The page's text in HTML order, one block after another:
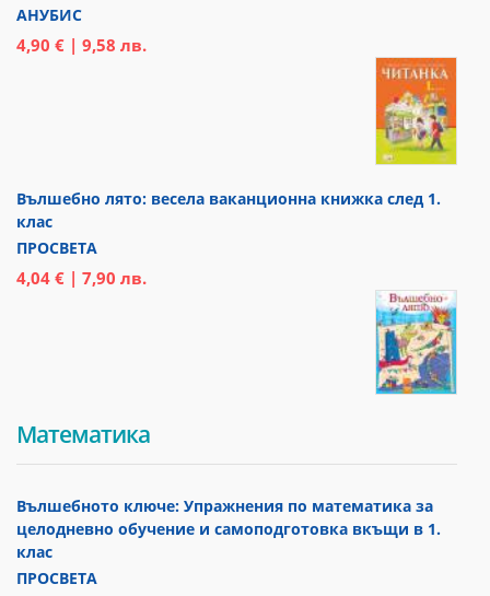
АНУБИС
4,90 € | 9,58 лв.
Вълшебно лято: весела ваканционна книжка след 1.
клас
ПРОСВЕТА
4,04 € | 7,90 лв.
Математика
Вълшебното ключе: Упражнения по математика за
целодневно обучение и самоподготовка вкъщи в 1.
клас
ПРОСВЕТА